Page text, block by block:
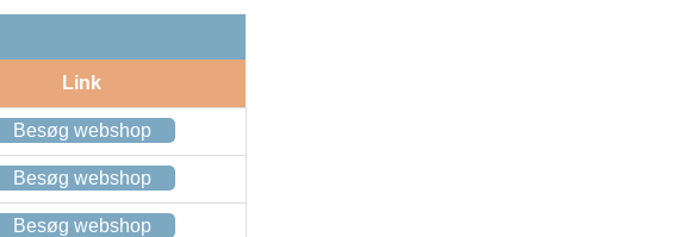
Link
Besøg webshop
Besøg webshop
Besøg webshop